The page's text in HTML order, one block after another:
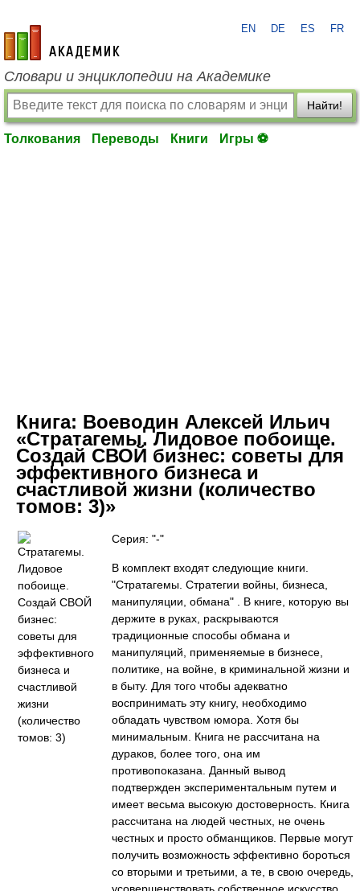
academic.ru
EN DE ES FR
Словари и энциклопедии на Академике
Найти!
Толкования Переводы Книги Игры ⚽
Книга: Воеводин Алексей Ильич
«Стратагемы. Лидовое побоище.
Создай СВОЙ бизнес: советы для
эффективного бизнеса и
счастливой жизни (количество
томов: 3)»
Серия: "-"
В комплект входят следующие книги.
"Стратагемы. Стратегии войны, бизнеса,
манипуляции, обмана" . В книге, которую вы
держите в руках, раскрываются
традиционные способы обмана и
манипуляций, применяемые в бизнесе,
политике, на войне, в криминальной жизни и
в быту. Для того чтобы адекватно
воспринимать эту книгу, необходимо
обладать чувством юмора. Хотя бы
минимальным. Книга не рассчитана на
дураков, более того, она им
противопоказана. Данный вывод
подтвержден экспериментальным путем и
имеет весьма высокую достоверность. Книга
рассчитана на людей честных, не очень
честных и просто обманщиков. Первые могут
получить возможность эффективно бороться
со вторыми и третьими, а те, в свою очередь,